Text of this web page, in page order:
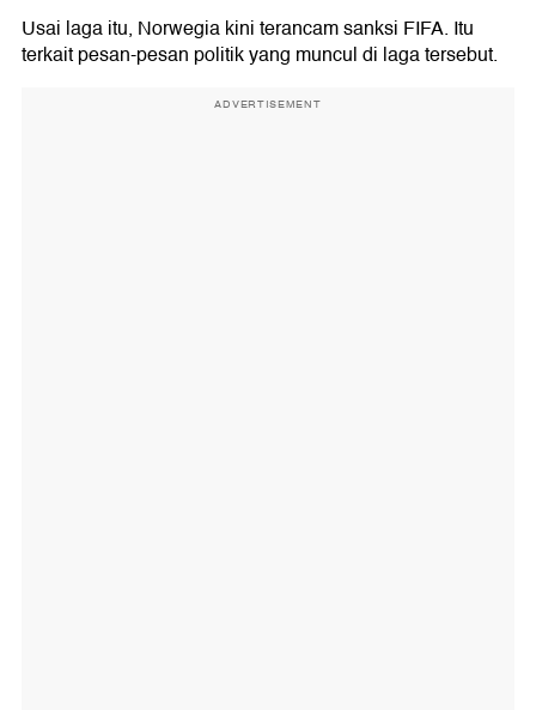
Usai laga itu, Norwegia kini terancam sanksi FIFA. Itu
terkait pesan-pesan politik yang muncul di laga tersebut.
ADVERTISEMENT